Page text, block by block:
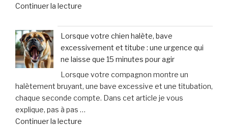
inquiétudes
médicales »
Continuer la lecture
Avocats
&
Associés
:
un
soutien
personnalisé
et
Lorsque votre chien halète, bave
excessivement et titube : une urgence qui
ne laisse que 15 minutes pour agir
Lorsque votre compagnon montre un
halètement bruyant, une bave excessive et une titubation,
chaque seconde compte. Dans cet article je vous
explique, pas à pas …
Continuer la lecture